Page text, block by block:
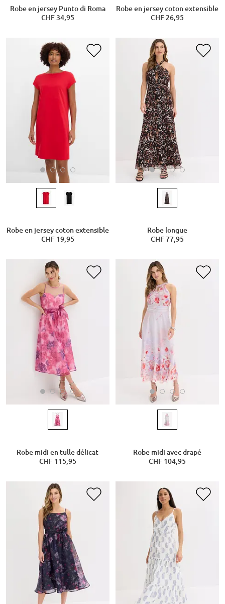
Robe en jersey Punto di Roma
CHF 34,95
Robe en jersey coton extensible
CHF 26,95
Robe en jersey coton extensible
CHF 19,95
Robe longue
CHF 77,95
Robe midi en tulle délicat
CHF 115,95
Robe midi avec drapé
CHF 104,95